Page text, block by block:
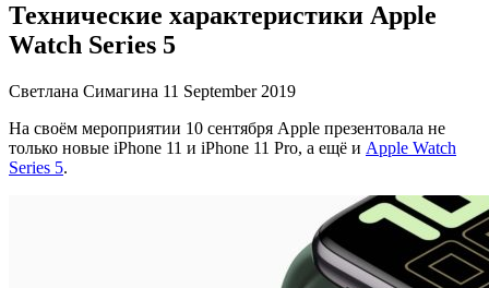
Технические характеристики Apple
Watch Series 5
Светлана Симагина 11 September 2019
На своём мероприятии 10 сентября Apple презентовала не
только новые iPhone 11 и iPhone 11 Pro, а ещё и Apple Watch
Series 5.